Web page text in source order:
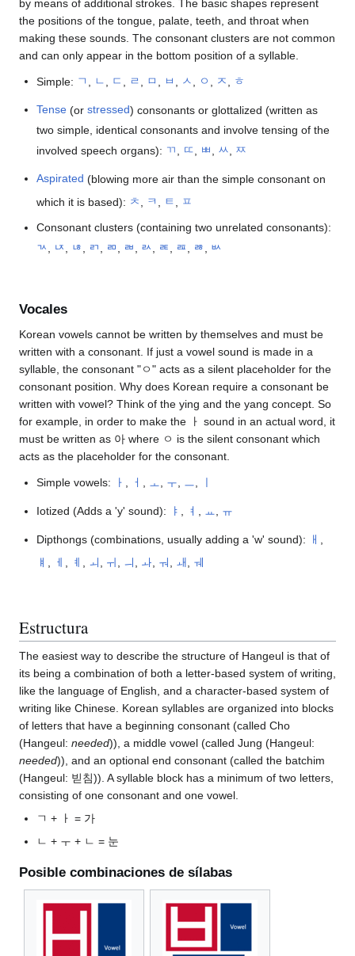
by means of additional strokes. The basic shapes represent
the positions of the tongue, palate, teeth, and throat when
making these sounds. The consonant clusters are not common
and can only appear in the bottom position of a syllable.
Simple: ㄱ ㄴ ㄷ ㄹ ㅁ ㅂ ㅅ ㅇ ㅈ ㅎ
Tense (orstressed) consonants or glottalized (written as
two simple, identical consonants and involve tensing of the
involved speech organs): ㄲ ㄸ ㅃ ㅆ ㅉ
Aspirated (blowing more air than the simple consonant on
which it is based): ㅊ ㅋ ㅌ ㅍ
Consonant clusters (containing two unrelated consonants):
ㄳ
ㄵ ㄶ ㄺ ㄻ ㄼ ㄽ ㄾ ㄿ ㅀ ㅄ
Vocales
Korean vowels cannot be written by themselves and must be
written with a consonant. If just a vowel sound is made in a
syllable, the consonant "ㅇ" acts as a silent placeholder for the
consonant position. Why does Korean require a consonant be
written with vowel? Think of the ying and the yang concept. So
for example, in order to make the ㅏ sound in an actual word, it
must be written as 아 where ㅇ is the silent consonant which
acts as the placeholder for the consonant.
Simple vowels: ㅏ ㅓ ㅗ ㅜ ㅡ
Iotized (Adds a 'y' sound): ㅑ ㅕ ㅛ ㅠ
Dipthongs (combinations, usually adding a 'w' sound): ㅐ
ㅒ
ㅔ ㅖ ㅚ ㅟ ㅢ ㅘ ㅝ ㅙ ㅞ
Estructura
The easiest way to describe the structure of Hangeul is that of
its being a combination of both a letter-based system of writing,
like the language of English, and a character-based system of
writing like Chinese. Korean syllables are organized into blocks
of letters that have a beginning consonant (called Cho
(Hangeul: needed)), a middle vowel (called Jung (Hangeul:
needed)), and an optional end consonant (called the batchim
(Hangeul: 빋침)). A syllable block has a minimum of two letters,
consisting of one consonant and one vowel.
ㄱ + ㅏ = 가
ㄴ + ㅜ + ㄴ = 눈
Posible combinaciones de sílabas